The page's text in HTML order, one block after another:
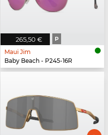
265,50 € P
Maui Jim
Baby Beach - P245-16R